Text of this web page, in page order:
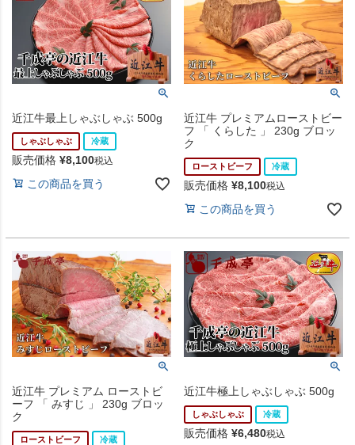
近江牛最上しゃぶしゃぶ 500g
しゃぶしゃぶ 冷蔵
販売価格 ¥8,100税込
この商品を買う
近江牛 プレミアムローストビー
フ 「 くらした 」 230g ブロッ
ク
ローストビーフ 冷蔵
販売価格 ¥8,100税込
この商品を買う
近江牛 プレミアム ローストビ
ーフ 「 みすじ 」 230g ブロッ
ク
ローストビーフ 冷蔵
近江牛極上しゃぶしゃぶ 500g
しゃぶしゃぶ 冷蔵
販売価格 ¥6,480税込